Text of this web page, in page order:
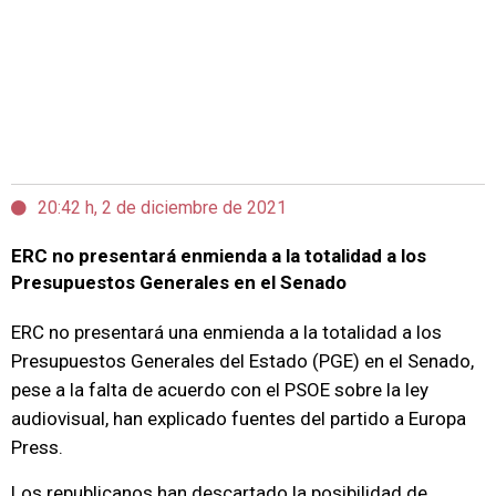
20:42 h, 2 de diciembre de 2021
ERC no presentará enmienda a la totalidad a los
Presupuestos Generales en el Senado
ERC no presentará una enmienda a la totalidad a los
Presupuestos Generales del Estado (PGE) en el Senado,
pese a la falta de acuerdo con el PSOE sobre la ley
audiovisual, han explicado fuentes del partido a Europa
Press.